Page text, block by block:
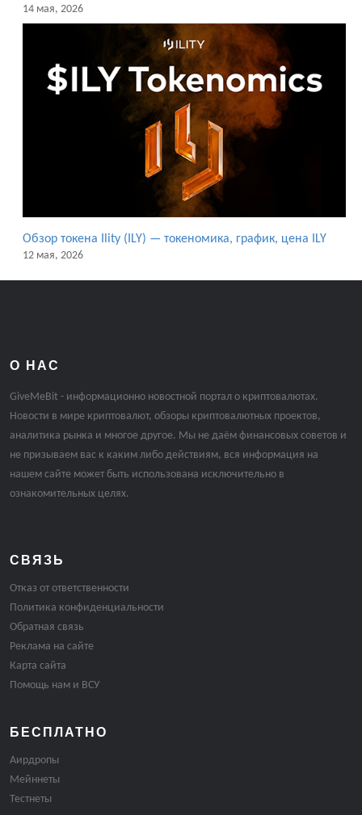
14 мая, 2026
Обзор токена Ility (ILY) — токеномика, график, цена ILY
12 мая, 2026
О НАС
GiveMeBit - информационно новостной портал о криптовалютах.
Новости в мире криптовалют, обзоры криптовалютных проектов,
аналитика рынка и многое другое. Мы не даём финансовых советов и
не призываем вас к каким либо действиям, вся информация на
нашем сайте может быть использована исключительно в
ознакомительных целях.
СВЯЗЬ
Отказ от ответственности
Политика конфиденциальности
Обратная связь
Реклама на сайте
Карта сайта
Помощь нам и ВСУ
БЕСПЛАТНО
Аирдропы
Мейннеты
Тестнеты